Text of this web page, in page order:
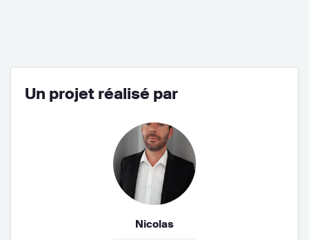
Un projet réalisé par
Nicolas